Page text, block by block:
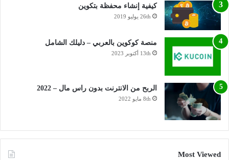
كيفية إنشاء محفظة بتكوين
26th يوليو 2019
منصة كوكوين بالعربي – دليلك الشامل
13th أكتوبر 2023
الربح من الانترنت بدون راس مال – 2022
8th مايو 2022
Most Viewed